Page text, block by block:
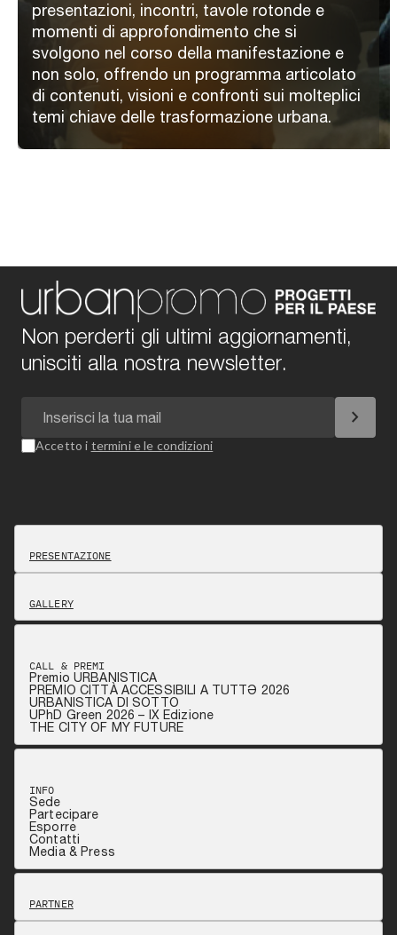
presentazioni, incontri, tavole rotonde e
momenti di approfondimento che si
svolgono nel corso della manifestazione e
non solo, offrendo un programma articolato
di contenuti, visioni e confronti sui molteplici
temi chiave delle trasformazione urbana.
Non perderti gli ultimi aggiornamenti,
unisciti alla nostra newsletter.
chevron_right
Accetto i termini e le condizioni
PRESENTAZIONE
GALLERY
CALL & PREMI
Premio URBANISTICA
PREMIO CITTÀ ACCESSIBILI A TUTTƏ 2026
URBANISTICA DI SOTTO
UPhD Green 2026 – IX Edizione
THE CITY OF MY FUTURE
INFO
Sede
Partecipare
Esporre
Contatti
Media & Press
PARTNER